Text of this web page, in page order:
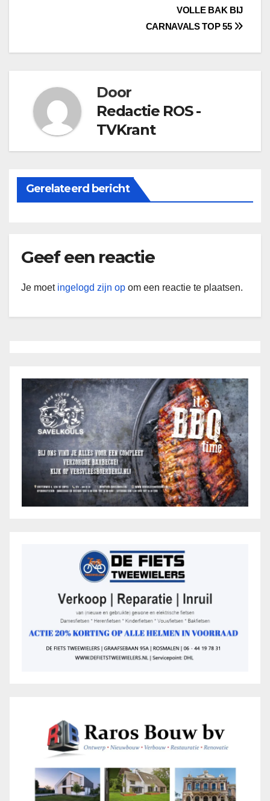
VOLLE BAK BIJ
CARNAVALS TOP 55
Door
Redactie ROS -
TVKrant
Gerelateerd bericht
Geef een reactie
Je moet ingelogd zijn op om een reactie te plaatsen.